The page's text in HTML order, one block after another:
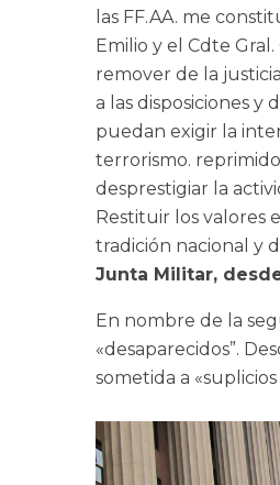
las FF.AA. me
Emilio y el Cdte
remover de la
a las disposiciones
puedan exigir la
terrorismo.
desprestigiar la
Restituir los valores
tradición nacional y
Junta Militar,
En nombre de la
«desaparecidos”.
sometida a